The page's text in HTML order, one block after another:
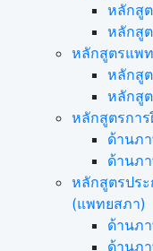
หลักสู
หลักสู
หลักสูตรแพ
หลักสู
หลักสู
หลักสูตรกา
ด้านภ
ด้านภ
หลักสูตรปร
(แพทยสภา)
ด้านภ
ด้านภ